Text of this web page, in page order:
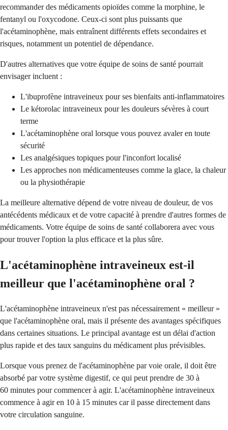
recommander des médicaments opioïdes comme la morphine, le
fentanyl ou l'oxycodone. Ceux-ci sont plus puissants que
l'acétaminophène, mais entraînent différents effets secondaires et
risques, notamment un potentiel de dépendance.
D'autres alternatives que votre équipe de soins de santé pourrait
envisager incluent :
L'ibuprofène intraveineux pour ses bienfaits anti-inflammatoires
Le kétorolac intraveineux pour les douleurs sévères à court
terme
L'acétaminophène oral lorsque vous pouvez avaler en toute
sécurité
Les analgésiques topiques pour l'inconfort localisé
Les approches non médicamenteuses comme la glace, la chaleur
ou la physiothérapie
La meilleure alternative dépend de votre niveau de douleur, de vos
antécédents médicaux et de votre capacité à prendre d'autres formes de
médicaments. Votre équipe de soins de santé collaborera avec vous
pour trouver l'option la plus efficace et la plus sûre.
L'acétaminophène intraveineux est-il
meilleur que l'acétaminophène oral ?
L'acétaminophène intraveineux n'est pas nécessairement « meilleur »
que l'acétaminophène oral, mais il présente des avantages spécifiques
dans certaines situations. Le principal avantage est un délai d'action
plus rapide et des taux sanguins du médicament plus prévisibles.
Lorsque vous prenez de l'acétaminophène par voie orale, il doit être
absorbé par votre système digestif, ce qui peut prendre de 30 à
60 minutes pour commencer à agir. L'acétaminophène intraveineux
commence à agir en 10 à 15 minutes car il passe directement dans
votre circulation sanguine.